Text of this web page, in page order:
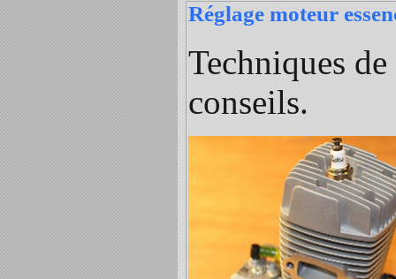
Réglage moteur
Techniques
conseils.